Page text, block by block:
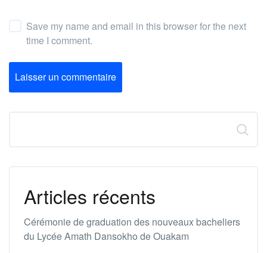
Save my name and email in this browser for the next
time I comment.
Laisser un commentaire
Articles récents
Cérémonie de graduation des nouveaux bacheliers
du Lycée Amath Dansokho de Ouakam